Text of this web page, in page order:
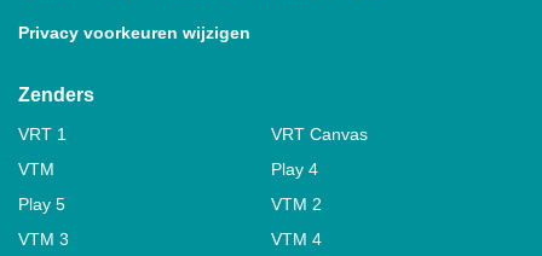
Privacy voorkeuren wijzigen
Zenders
VRT 1
VRT Canvas
VTM
Play 4
Play 5
VTM 2
VTM 3
VTM 4